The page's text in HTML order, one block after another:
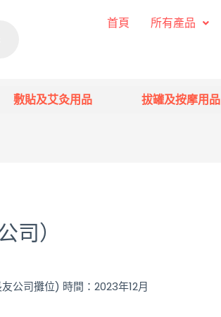
首頁 所有產品
敷貼及艾灸用品 拔罐及按摩用品
）
公司攤位) 時間：2023年12月